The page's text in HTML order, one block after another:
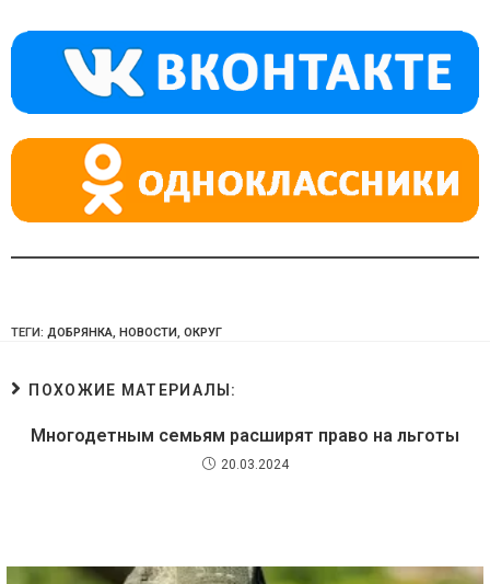
a
ss
ni
ki
m p
p
ТЕГИ: ДОБРЯНКА, НОВОСТИ, ОКРУГ
ПОХОЖИЕ МАТЕРИАЛЫ:
Многодетным семьям расширят право на льготы
20.03.2024